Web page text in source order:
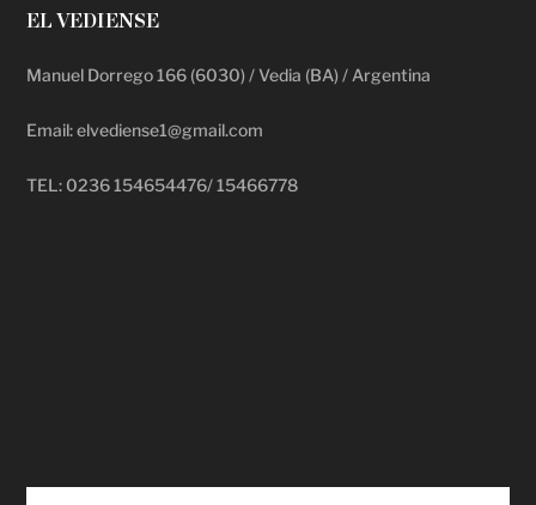
EL VEDIENSE
Manuel Dorrego 166 (6030) / Vedia (BA) / Argentina
Email: elvediense1@gmail.com
TEL: 0236 154654476/ 15466778